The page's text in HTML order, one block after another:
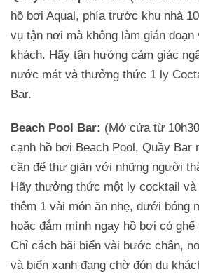
hồ bơi Aqual, phía trước khu nhà
vụ tận nơi mà không làm gián
khách. Hãy tận hưởng cảm giác
nước mát và thưởng thức 1 ly
Bar.
Beach Pool Bar: (Mở cửa từ
cạnh hồ bơi Beach Pool, Quầy Bar
cần để thư giãn với những người
Hãy thưởng thức một ly cocktail
thêm 1 vài món ăn nhẹ, dưới bóng
hoặc đắm mình ngay hồ bơi có
Chỉ cách bãi biển vài bước chân,
và biển xanh đang chờ đón du